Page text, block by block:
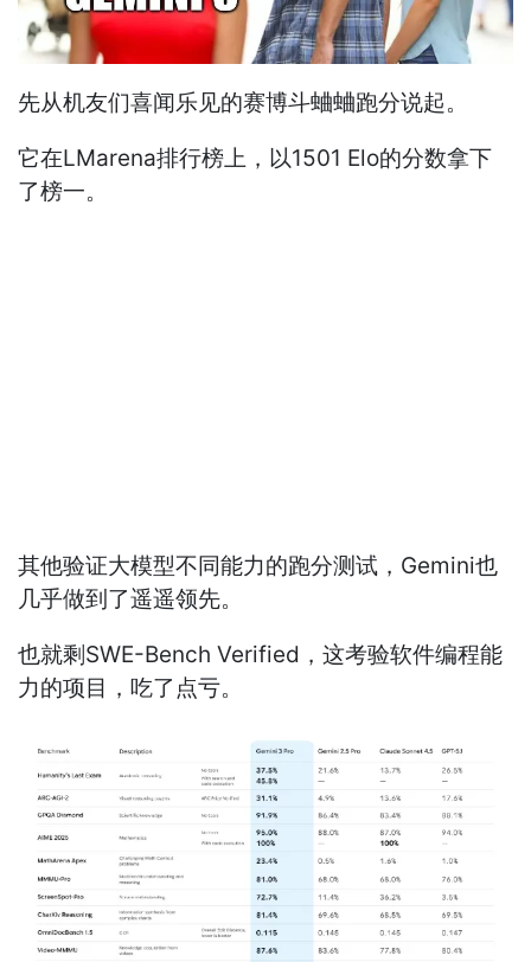
先从机友们喜闻乐见的赛博斗蛐蛐跑分说起。
它在LMarena排行榜上，以1501 Elo的分数拿下
了榜一。
其他验证大模型不同能力的跑分测试，Gemini也
几乎做到了遥遥领先。
也就剩SWE-Bench Verified，这考验软件编程能
力的项目，吃了点亏。